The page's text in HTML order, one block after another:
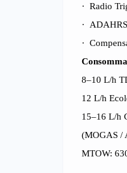
· Radio
·
·
8–10 L/h
12 L/h
15–16 L/h
(MOGAS /
MTOW: